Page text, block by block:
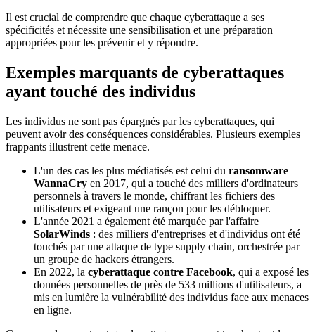
Il est crucial de comprendre que chaque cyberattaque a ses
spécificités et nécessite une sensibilisation et une préparation
appropriées pour les prévenir et y répondre.
Exemples marquants de cyberattaques
ayant touché des individus
Les individus ne sont pas épargnés par les cyberattaques, qui
peuvent avoir des conséquences considérables. Plusieurs exemples
frappants illustrent cette menace.
L'un des cas les plus médiatisés est celui du ransomware
WannaCry en 2017, qui a touché des milliers d'ordinateurs
personnels à travers le monde, chiffrant les fichiers des
utilisateurs et exigeant une rançon pour les débloquer.
L'année 2021 a également été marquée par l'affaire
SolarWinds : des milliers d'entreprises et d'individus ont été
touchés par une attaque de type supply chain, orchestrée par
un groupe de hackers étrangers.
En 2022, la cyberattaque contre Facebook, qui a exposé les
données personnelles de près de 533 millions d'utilisateurs, a
mis en lumière la vulnérabilité des individus face aux menaces
en ligne.